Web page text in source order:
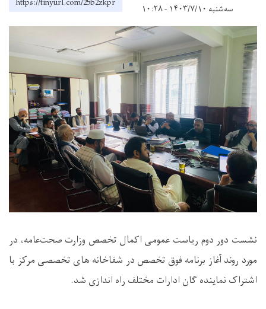
سه‌شنبه ۱۴۰۳/۷/۱۰ - ۱۰:۲۸
نشست دور دوم ریاست عمومی اکمال تخصص وزارت صحت‌عامه، در
مورد روند آغاز برنامه فوق تخصص در شفاخانه های تخصصی مرکز با
اشتراک نماینده گان ادارات مختلف راه اندازی شد.